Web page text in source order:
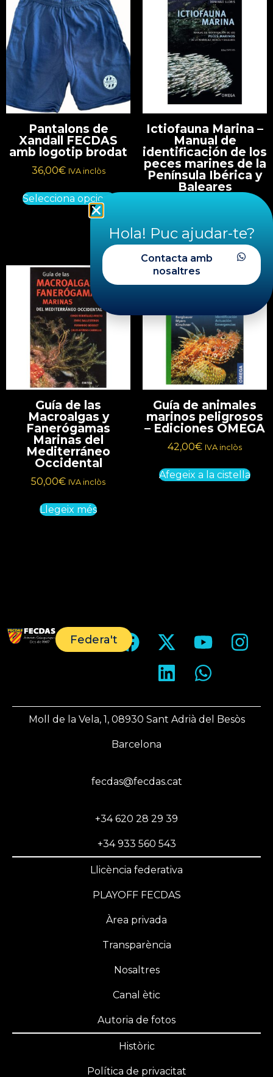
Pantalons de
Xandall FECDAS
amb logotip brodat
36,00€ IVA inclòs
Selecciona opcions
Ictiofauna Marina –
Manual de
identificación de los
peces marines de la
Península Ibérica y
Baleares
Llegeix més
Guía de las
Macroalgas y
Fanerógamas
Marinas del
Mediterráneo
Occidental
50,00€ IVA inclòs
Llegeix més
Guía de animales
marinos peligrosos
– Ediciones OMEGA
42,00€ IVA inclòs
Afegeix a la cistella
Federa't
Moll de la Vela, 1, 08930 Sant Adrià del Besòs
Barcelona
fecdas@fecdas.cat
+34 620 28 29 39
+34 933 560 543
Llicència federativa
PLAYOFF FECDAS
Àrea privada
Transparència
Nosaltres
Canal ètic
Autoria de fotos
Històric
Política de privacitat
Hola! Puc ajudar-te?
Contacta amb
nosaltres